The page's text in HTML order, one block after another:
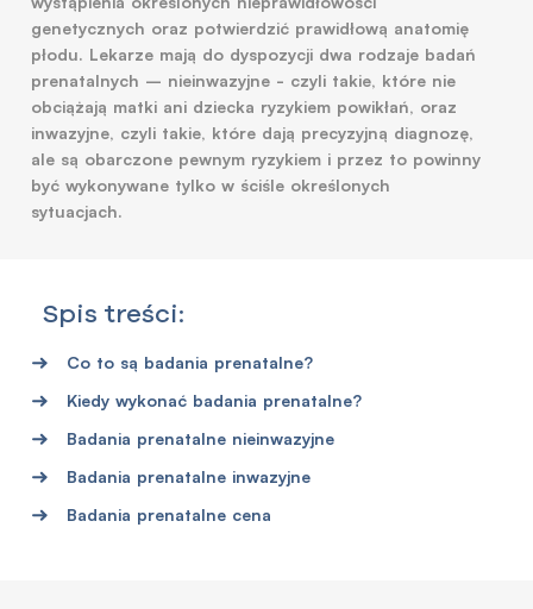
genetycznych oraz potwierdzić prawidłową anatomię
płodu. Lekarze mają do dyspozycji dwa rodzaje badań
prenatalnych – nieinwazyjne - czyli takie, które nie
obciążają matki ani dziecka ryzykiem powikłań, oraz
inwazyjne, czyli takie, które dają precyzyjną diagnozę,
ale są obarczone pewnym ryzykiem i przez to powinny
być wykonywane tylko w ściśle określonych
sytuacjach.
Spis treści:
Co to są badania prenatalne?
Kiedy wykonać badania prenatalne?
Badania prenatalne nieinwazyjne
Badania prenatalne inwazyjne
Badania prenatalne cena